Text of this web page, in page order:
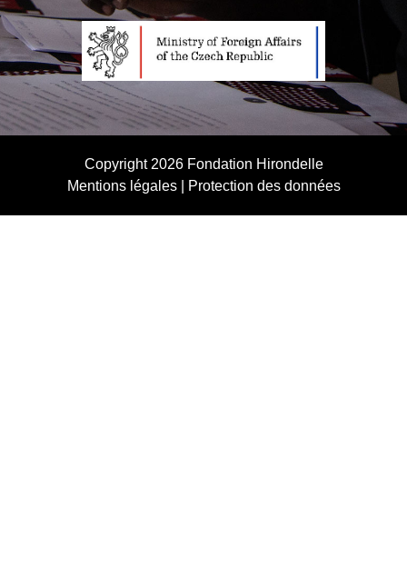
Copyright 2026 Fondation Hirondelle
Mentions légales| Protection des données